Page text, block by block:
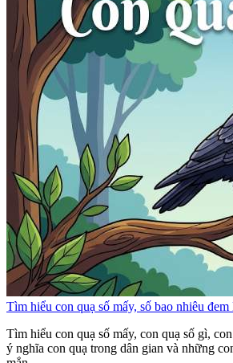
Tìm hiểu con quạ số mấy, số bao nhiêu đem
Tìm hiểu con quạ số mấy, con quạ số gì,
ý nghĩa con quạ trong dân gian và những